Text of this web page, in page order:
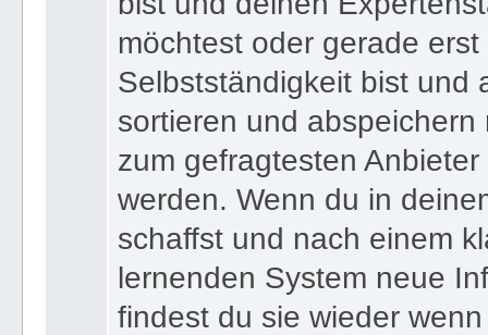
möchtest oder gerade
Selbstständigkeit bist und
sortieren und
zum gefragtesten
werden. Wenn du in
schaffst und nach einem
lernenden System neue
findest du sie wieder